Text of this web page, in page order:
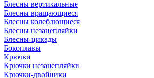
Блесны вертикальные
Блесны вращающиеся
Блесны колеблющиеся
Блесны незацепляйки
Блесны-цикады
Бокоплавы
Крючки
Крючки незацепляйки
Крючки-двойники